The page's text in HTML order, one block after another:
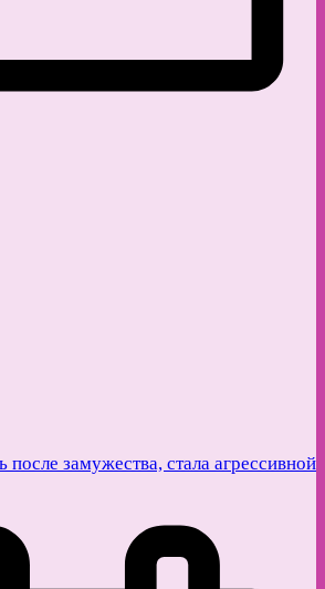
замужества, стала агрессивной